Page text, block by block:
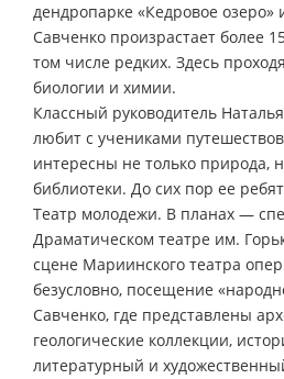
дендропарке «Кедровое
Савченко произрастает более
том числе редких. Здесь
биологии и химии.
Классный руководитель
любит с учениками
интересны не только природа,
библиотеки. До сих пор ее
Театр молодежи. В планах —
Драматическом театре им.
сцене Мариинского театра
безусловно, посещение
Савченко, где представлены
геологические коллекции,
литературный и